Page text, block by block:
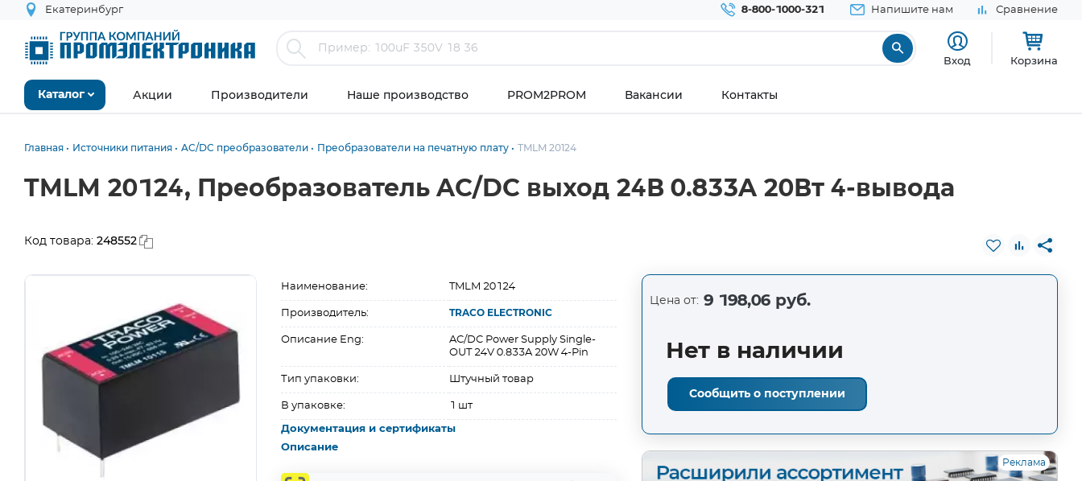
Екатеринбург 8-800-1000-321 Напишите нам Сравнение
Вход Корзина
Каталог Акции Производители Наше производство PROM2PROM Вакансии Контакты
Главная Источники питания AC/DC преобразователи Преобразователи на печатную плату TMLM 20124
TMLM 20124, Преобразователь AC/DC выход 24В 0.833A 20Вт 4-вывода
Код товара: 248552
Наименование: TMLM 20124
Производитель: TRACO ELECTRONIC
Описание Eng:
AC/DC Power Supply Single-
OUT 24V 0.833A 20W 4-Pin
Тип упаковки: Штучный товар
В упаковке: 1 шт
Документация и сертификаты
Описание
Цена от: 9 198,06 руб.
Нет в наличии
Сообщить о поступлении
Реклама